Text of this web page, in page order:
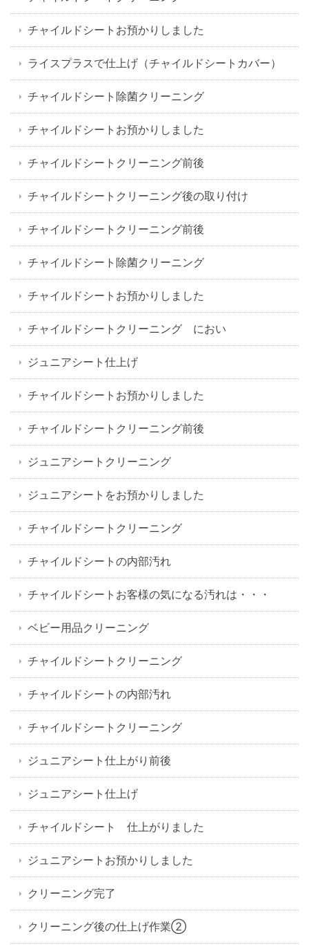
チャイルドシートお預かりしました
ライスプラスで仕上げ（チャイルドシートカバー）
チャイルドシート除菌クリーニング
チャイルドシートお預かりしました
チャイルドシートクリーニング前後
チャイルドシートクリーニング後の取り付け
チャイルドシートクリーニング前後
チャイルドシート除菌クリーニング
チャイルドシートお預かりしました
チャイルドシートクリーニング におい
ジュニアシート仕上げ
チャイルドシートお預かりしました
チャイルドシートクリーニング前後
ジュニアシートクリーニング
ジュニアシートをお預かりしました
チャイルドシートクリーニング
チャイルドシートの内部汚れ
チャイルドシートお客様の気になる汚れは・・・
ベビー用品クリーニング
チャイルドシートクリーニング
チャイルドシートの内部汚れ
チャイルドシートクリーニング
ジュニアシート仕上がり前後
ジュニアシート仕上げ
チャイルドシート 仕上がりました
ジュニアシートお預かりしました
クリーニング完了
クリーニング後の仕上げ作業②